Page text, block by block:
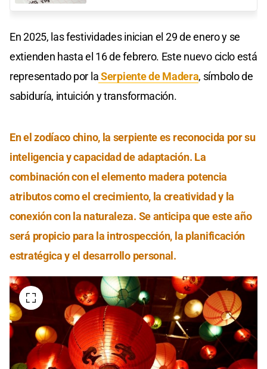
En 2025, las festividades inician el 29 de enero y se
extienden hasta el 16 de febrero. Este nuevo ciclo está
representado por laSerpiente de Madera, símbolo de
sabiduría, intuición y transformación.
En el zodíaco chino, la serpiente es reconocida por su
inteligencia y capacidad de adaptación. La
combinación con el elemento madera potencia
atributos como el crecimiento, la creatividad y la
conexión con la naturaleza. Se anticipa que este año
será propicio para la introspección, la planificación
estratégica y el desarrollo personal.